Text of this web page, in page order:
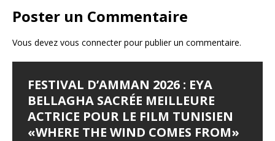
Poster un Commentaire
Vous devez vous connecterpour publier un commentaire.
FESTIVAL D’AMMAN 2026 : EYA
BELLAGHA SACRÉE MEILLEURE
ACTRICE POUR LE FILM TUNISIEN
«WHERE THE WIND COMES FROM»